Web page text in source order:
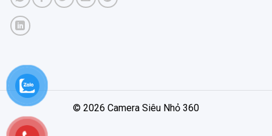
© 2026 Camera Siêu Nhỏ 360